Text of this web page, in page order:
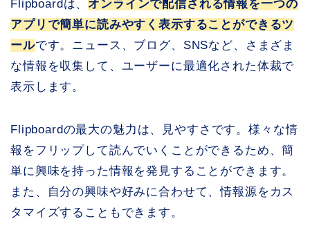
Flipboardは、 オンラインで配信される情報を一つの
アプリで簡単に読みやすく表示することができるツ
ールです。ニュース、ブログ、SNSなど、さまざま
な情報を収集して、ユーザーに最適化された体裁で
表示します。
Flipboardの最大の魅力は、見やすさです。様々な情
報をフリップして読んでいくことができるため、簡
単に興味を持った情報を発見することができます。
また、自分の興味や好みに合わせて、情報源をカス
タマイズすることもできます。